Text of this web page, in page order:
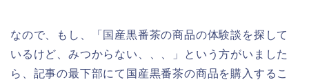
なので、もし、「国産黒番茶の商品の体験談を探して
いるけど、みつからない、、、」という方がいました
ら、記事の最下部にて国産黒番茶の商品を購入するこ